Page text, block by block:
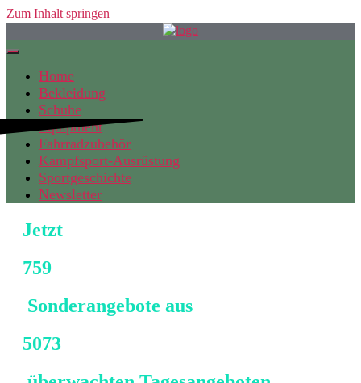
Zum Inhalt springen
Home
Bekleidung
Schuhe
Equipment
Fahrradzubehör
Kampfsport-Ausrüstung
Sportgeschichte
Newsletter
Jetzt
759
Sonderangebote aus
5073